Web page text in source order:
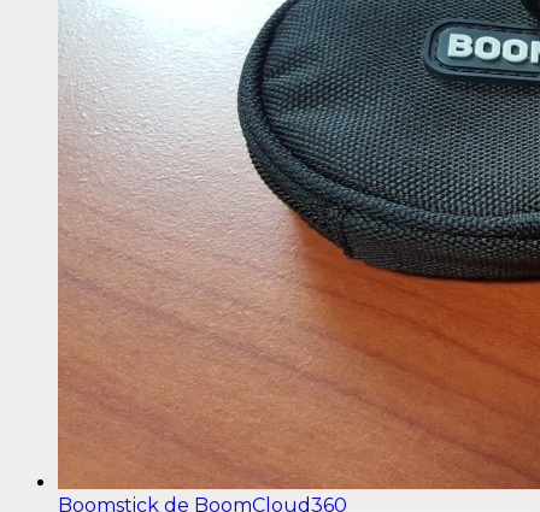
Boomstick de BoomCloud360